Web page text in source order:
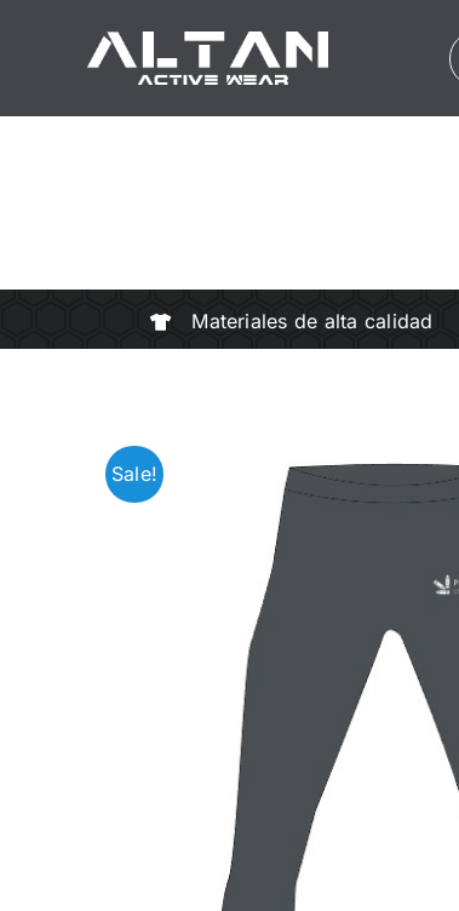
Materiales de alta calidad
Sale!